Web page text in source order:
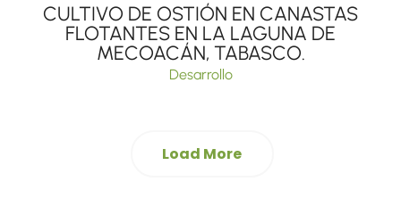
CULTIVO DE OSTIÓN EN CANASTAS
FLOTANTES EN LA LAGUNA DE
MECOACÁN, TABASCO.
Desarrollo
Load More